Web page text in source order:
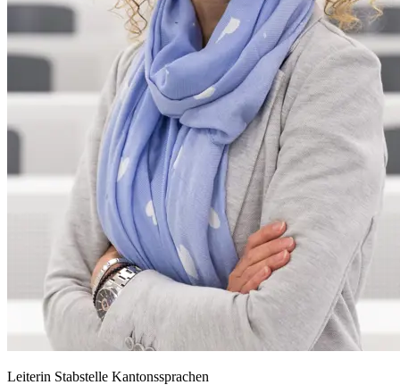
Leiterin Stabstelle Kantonssprachen